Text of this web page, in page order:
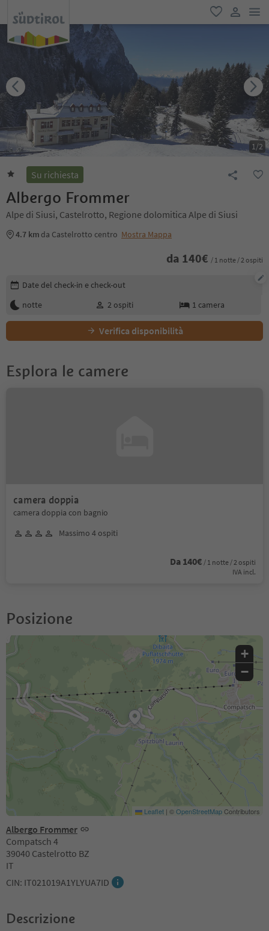
favoriti
user link
1/2
Su richiesta
Albergo Frommer
Alpe di Siusi, Castelrotto, Regione dolomitica Alpe di Siusi
4.7 km da Castelrotto centro Mostra Mappa
da 140€ / 1 notte / 2 ospiti
Modifica i dettagli della prenotazione
Date del check-in e check-out
notte
2 ospiti 1 camera
Verifica disponibilità
Esplora le camere
camera doppia
camera doppia con bagnio
Massimo 4 ospiti
Da 140€ / 1 notte / 2 ospiti
IVA incl.
Posizione
Albergo Frommer
Compatsch 4
39040 Castelrotto BZ
IT
CIN: IT021019A1YLYUA7ID
+
−
Leaflet | ©OpenStreetMapContributors
Descrizione